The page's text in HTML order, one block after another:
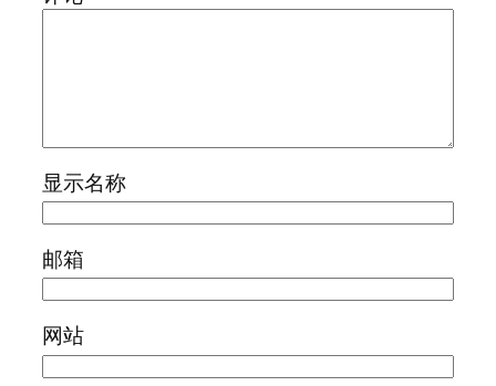
显示名称
邮箱
网站